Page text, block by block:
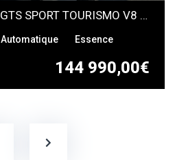
Porsche PANAMERA GTS SPORT TOURISMO V8 Pack TECH ART
144 990,00€
Automatique Essence